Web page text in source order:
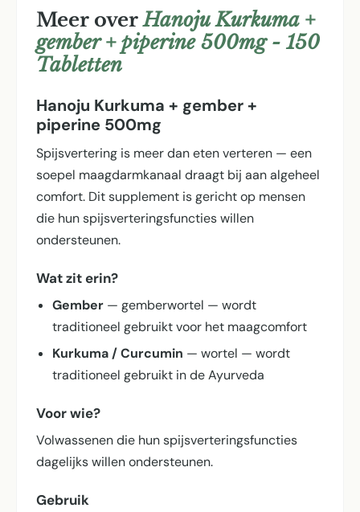
Meer overHanoju Kurkuma +
gember + piperine 500mg - 150
Tabletten
Hanoju Kurkuma + gember +
piperine 500mg
Spijsvertering is meer dan eten verteren — een
soepel maagdarmkanaal draagt bij aan algeheel
comfort. Dit supplement is gericht op mensen
die hun spijsverterings­functies willen
ondersteunen.
Wat zit erin?
Gember — gemberwortel — wordt
traditioneel gebruikt voor het maagcomfort
Kurkuma / Curcumin — wortel — wordt
traditioneel gebruikt in de Ayurveda
Voor wie?
Volwassenen die hun spijsverterings­functies
dagelijks willen ondersteunen.
Gebruik